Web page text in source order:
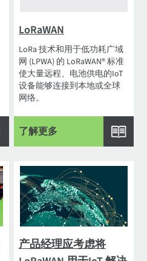
LoRaWAN
LoRa 技术和用于低功耗广域
网 (LPWA) 的 LoRaWAN® 标准
使大量远程、电池供电的IoT
设备能够连接到本地或全球
网络。
了解更多
产品经理应考虑将